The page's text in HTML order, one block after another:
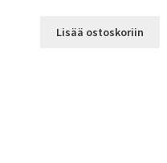
Lisää ostoskoriin